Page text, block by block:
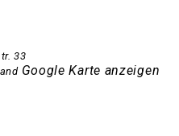
33
Google Karte anzeigen